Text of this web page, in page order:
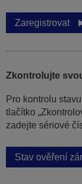
Zaregistrovat
Zkontrolujte
Pro kontrolu
tlačítko
zadejte sériové
Stav ověření